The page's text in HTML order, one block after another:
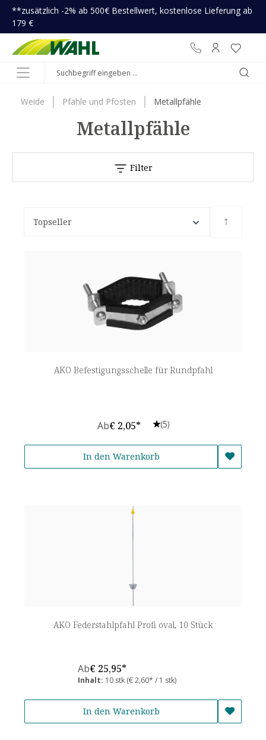
springen
**zusätzlich -2% ab 500€ Bestellwert, kostenlose Lieferung ab
179 €
Weide Pfähle und Pfosten Metallpfähle
Metallpfähle
Filter
Topseller
AKO Befestigungsschelle für Rundpfahl
Ab€ 2,05* (5)
In den Warenkorb
AKO Federstahlpfahl Profi oval, 10 Stück
Inhalt: 10 stk (€ 2,60* / 1 stk)
Ab€ 25,95*
In den Warenkorb